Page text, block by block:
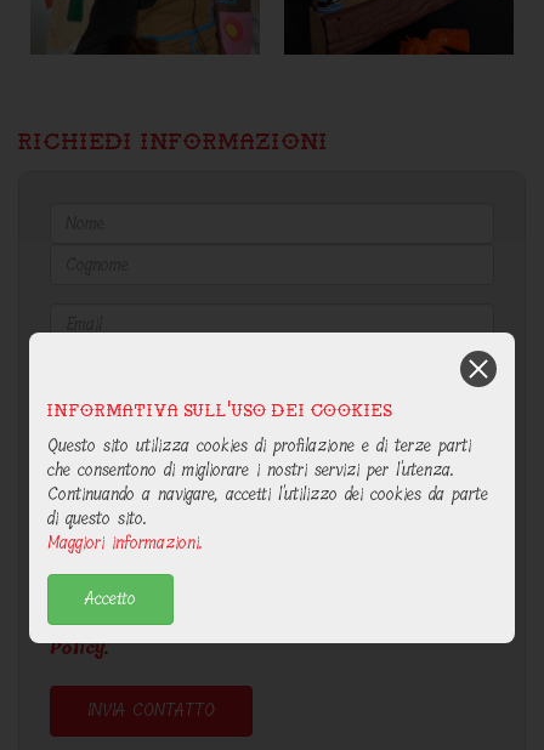
Informativa sull'uso dei cookies
Questo sito utilizza cookies di profilazione e di terze parti
che consentono di migliorare i nostri servizi per l'utenza.
Continuando a navigare, accetti l'utilizzo dei cookies da parte
di questo sito.
Maggiori informazioni.
Accetto
RICHIEDI INFORMAZIONI
Ho letto e accetto le condizioni della
Policy.
INVIA CONTATTO